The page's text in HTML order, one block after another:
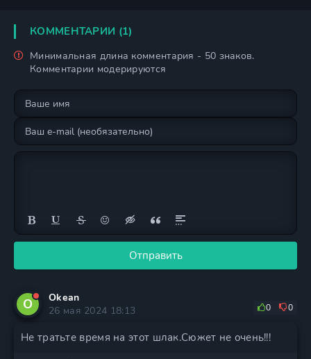
КОММЕНТАРИИ (1)
Минимальная длина комментария - 50 знаков.
Комментарии модерируются
Отправить
O
Okean
26 мая 2024 18:13
0 0
Не тратьте время на этот шлак.Сюжет не очень!!!